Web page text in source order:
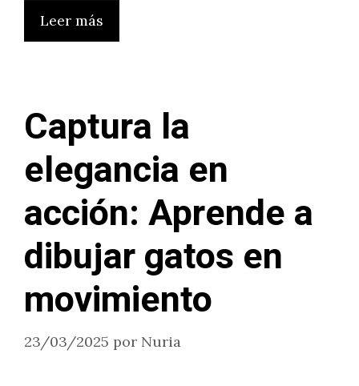
Leer más
Captura la
elegancia en
acción: Aprende a
dibujar gatos en
movimiento
23/03/2025 por Nuria